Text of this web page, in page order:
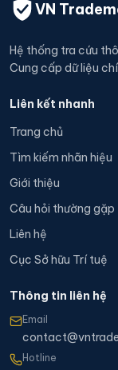
VN
Hệ thống tra cứu
Cung cấp dữ liệu
Liên kết nhanh
Trang chủ
Tìm kiếm nhãn hiệu
Giới thiệu
Câu hỏi thường gặp
Liên hệ
Cục Sở hữu Trí tuệ
Thông tin liên hệ
Email
Hotline